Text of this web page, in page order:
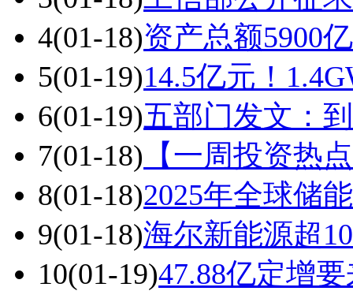
4(01-18)资产总额5900
5(01-19)14.5亿元！
6(01-19)五部门发文：
7(01-18) 【一周投资热
8(01-18)2025年全球储
9(01-18)海尔新能源超
10(01-19)47.88亿定增